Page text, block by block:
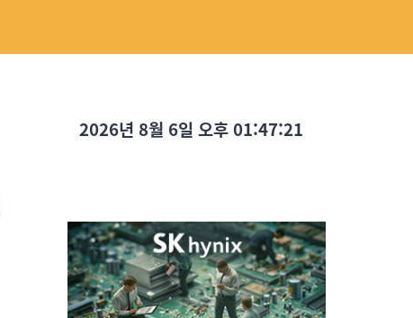
2026년 8월 6일 오후 01:47:22